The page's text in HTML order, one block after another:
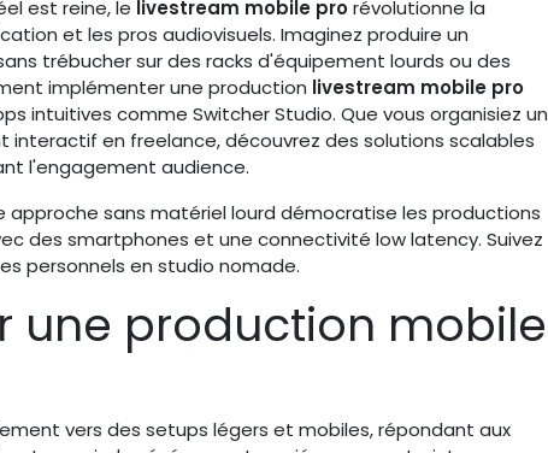
est reine, le livestream mobile prorévolutionne la
et les pros audiovisuels. Imaginez produire un
trébucher sur des racks d'équipement lourds ou des
implémenter une production livestream mobile pro
intuitives comme Switcher Studio. Que vous organisiez un
en freelance, découvrez des solutions scalables
l'engagement audience.
approche sans matériel lourd démocratise les productions
des smartphones et une connectivité low latency. Suivez
personnels en studio nomade.
une production mobile
vers des setups légers et mobiles, répondant aux